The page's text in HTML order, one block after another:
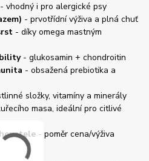
- vhodný i pro alergické psy
- prvotřídní výživa a plná chuť
- díky omega mastným
- glukosamin + chondroitin
- obsažená prebiotika a
složky, vitamíny a minerály
masa, ideální pro citlivé
- poměr cena/výživa